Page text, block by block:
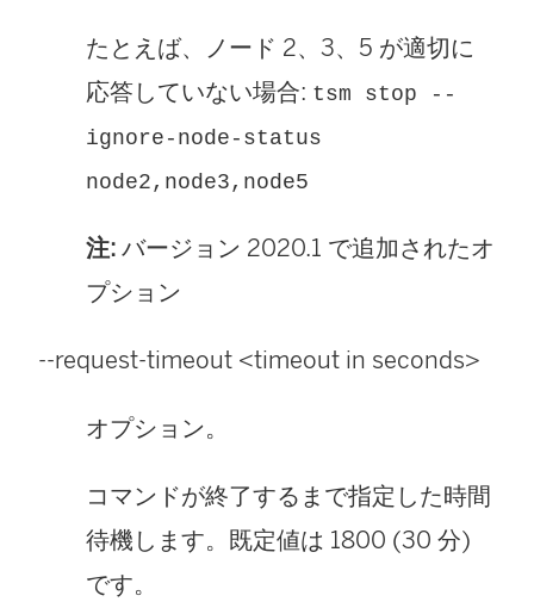
たとえば、ノード 2、3、5 が適切に
応答していない場合: tsm stop --
ignore-node-status
node2,node3,node5
注: バージョン 2020.1 で追加されたオ
プション
--request-timeout <timeout in seconds>
オプション。
コマンドが終了するまで指定した時間
待機します。既定値は 1800 (30 分)
です。